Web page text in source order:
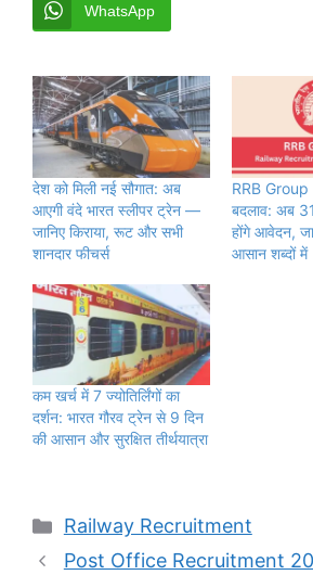
WhatsApp
देश को मिली नई सौगात: अब
आएगी वंदे भारत स्लीपर ट्रेन —
जानिए किराया, रूट और सभी
शानदार फीचर्स
RRB Group
बदलाव: अब
होंगे आवेदन,
आसान शब्दों में
कम खर्च में 7 ज्योतिर्लिंगों का
दर्शन: भारत गौरव ट्रेन से 9 दिन
की आसान और सुरक्षित तीर्थयात्रा
Categories
Railway Recruitment
Post Office Recruitment